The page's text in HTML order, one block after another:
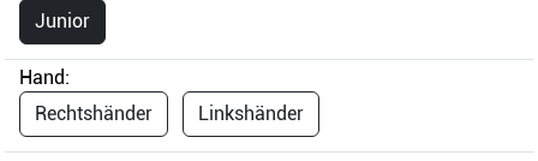
Junior
Hand:
Rechtshänder
Linkshänder